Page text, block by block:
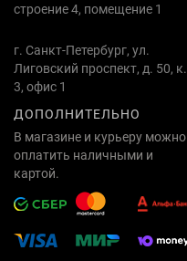
строение 4, помещение 1
г. Санкт-Петербург, ул.
Лиговский проспект, д. 50, к.
3, офис 1
ДОПОЛНИТЕЛЬНО
В магазине и курьеру можно
оплатить наличными и
картой.